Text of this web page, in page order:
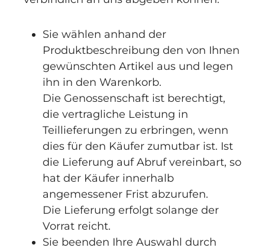
Sie wählen anhand der
Produktbeschreibung den von Ihnen
gewünschten Artikel aus und legen
ihn in den Warenkorb.
Die Genossenschaft ist berechtigt,
die vertragliche Leistung in
Teillieferungen zu erbringen, wenn
dies für den Käufer zumutbar ist. Ist
die Lieferung auf Abruf vereinbart, so
hat der Käufer innerhalb
angemessener Frist abzurufen.
Die Lieferung erfolgt solange der
Vorrat reicht.
Sie beenden Ihre Auswahl durch